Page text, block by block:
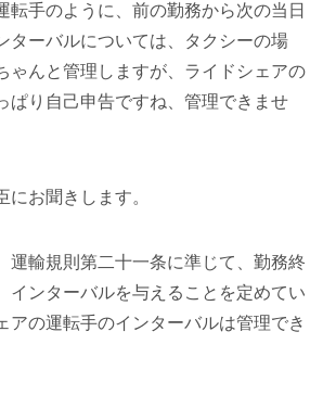
転手のように、前の勤務から次の当日
ターバルについては、タクシーの場
ゃんと管理しますが、ライドシェアの
ぱり自己申告ですね、管理できませ
お聞きします。
輸規則第二十一条に準じて、勤務終
インターバルを与えることを定めてい
アの運転手のインターバルは管理でき